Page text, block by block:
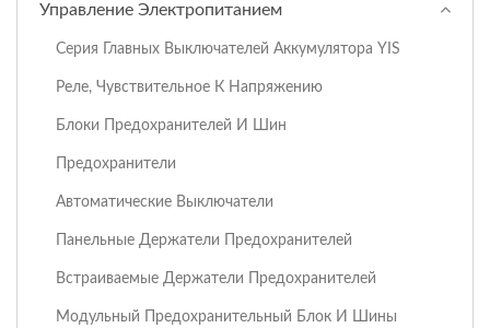
Управление Электропитанием
Серия Главных Выключателей Аккумулятора YIS
Реле, Чувствительное К Напряжению
Блоки Предохранителей И Шин
Предохранители
Автоматические Выключатели
Панельные Держатели Предохранителей
Встраиваемые Держатели Предохранителей
Модульный Предохранительный Блок И Шины